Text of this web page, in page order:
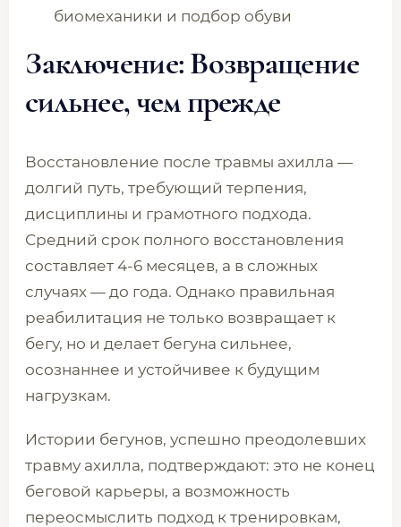
биомеханики и подбор обуви
Заключение: Возвращение
сильнее, чем прежде
Восстановление после травмы ахилла —
долгий путь, требующий терпения,
дисциплины и грамотного подхода.
Средний срок полного восстановления
составляет 4-6 месяцев, а в сложных
случаях — до года. Однако правильная
реабилитация не только возвращает к
бегу, но и делает бегуна сильнее,
осознаннее и устойчивее к будущим
нагрузкам.
Истории бегунов, успешно преодолевших
травму ахилла, подтверждают: это не конец
беговой карьеры, а возможность
переосмыслить подход к тренировкам,